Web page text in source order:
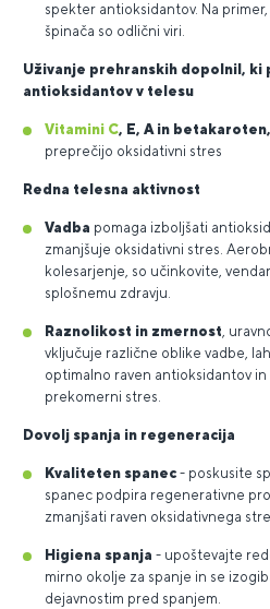
spekter antioksidantov. Na
špinača so odlični viri.
Uživanje prehranskih dopolnil, ki
antioksidantov v telesu
Vitamini C, E, A in betakaroten,
preprečijo oksidativni stres
Redna telesna aktivnost
Vadba pomaga izboljšati
zmanjšuje oksidativni stres.
kolesarjenje, so učinkovite,
splošnemu zdravju.
Raznolikost in zmernost,
vključuje različne oblike vadbe,
optimalno raven antioksidantov
prekomerni stres.
Dovolj spanja in regeneracija
Kvaliteten spanec - poskusite
spanec podpira regenerativne
zmanjšati raven oksidativnega
Higiena spanja - upoštevajte
mirno okolje za spanje in se
dejavnostim pred spanjem.